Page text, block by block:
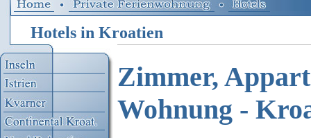
Hotels in Kroatien
Zimmer,
Wohnung -